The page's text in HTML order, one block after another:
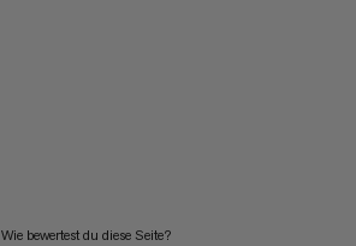
Wie bewertest du diese Seite?